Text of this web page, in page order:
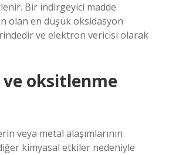
Bir indirgeyici madde
olan en düşük oksidasyon
ve elektron vericisi olarak
ve oksitlenme
veya metal alaşımlarının
kimyasal etkiler nedeniyle